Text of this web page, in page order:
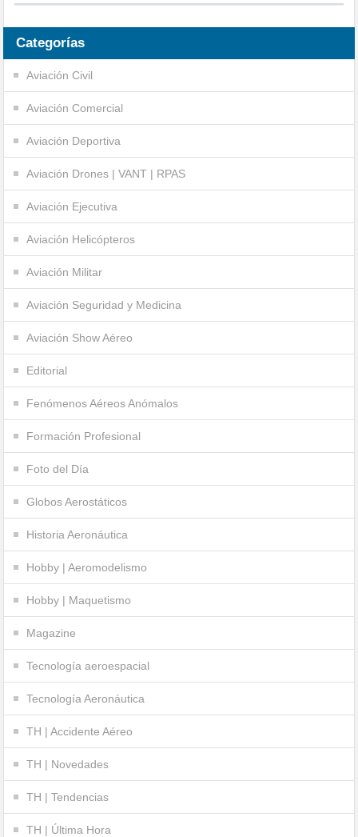
Categorías
Aviación Civil
Aviación Comercial
Aviación Deportiva
Aviación Drones | VANT | RPAS
Aviación Ejecutiva
Aviación Helicópteros
Aviación Militar
Aviación Seguridad y Medicina
Aviación Show Aéreo
Editorial
Fenómenos Aéreos Anómalos
Formación Profesional
Foto del Día
Globos Aerostáticos
Historia Aeronáutica
Hobby | Aeromodelismo
Hobby | Maquetismo
Magazine
Tecnología aeroespacial
Tecnología Aeronáutica
TH | Accidente Aéreo
TH | Novedades
TH | Tendencias
TH | Última Hora